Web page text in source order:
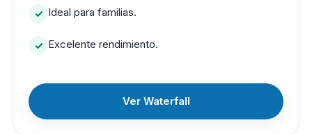
Ideal para familias.
Excelente rendimiento.
Ver Waterfall